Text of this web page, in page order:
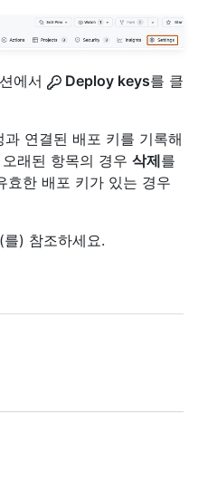
에서 Deploy keys를 클
연결된 배포 키를 기록해
래된 항목의 경우 삭제를
효한 배포 키가 있는 경우
를) 참조하세요.